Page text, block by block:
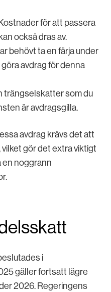
för att passera
också dras av.
behövt ta en färja under
avdrag för denna
trängselskatter som du
är avdragsgilla.
avdrag krävs det att
gör det extra viktigt
en noggrann
i
gäller fortsatt lägre
2026. Regeringens